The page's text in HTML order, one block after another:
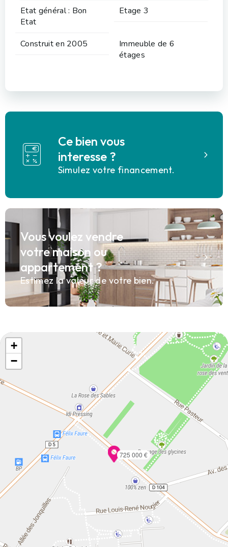
Etat général : Bon
Etat
Etage 3
Construit en 2005
Immeuble de 6
étages
Ce bien vous
interesse ?
Simulez votre financement.
Vous voulez vendre
votre maison ou
appartement ?
Estimez la valeur de votre bien.
725 000 €
+
−